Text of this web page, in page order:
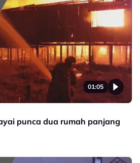
01:05
punca dua rumah panjang